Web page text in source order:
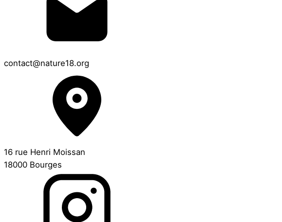
contact@nature18.org
16 rue Henri Moissan
18000 Bourges